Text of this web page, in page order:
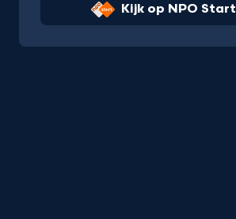
Kijk op NPO Start